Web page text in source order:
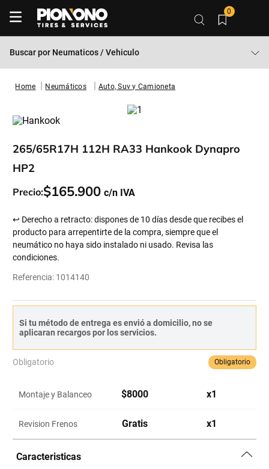
0
Buscar por Neumaticos / Vehiculo
Neumáticos Auto, Suv y Camioneta
265/65R17H 112H RA33 Hankook Dynapro
HP2
Precio:$165.900
↩ Derecho a retracto: dispones de 10 días desde que recibes el
producto para arrepentirte de la compra, siempre que el
neumático no haya sido instalado ni usado. Revisa las
condiciones.
Referencia: 1014140
Si tu método de entrega es envió a domicilio, no se
aplicaran recargos por los servicios.
Obligatorio Obligatorio
Montaje y Balanceo $8000 x1
Revision Frenos Gratis x1
Caracteristicas